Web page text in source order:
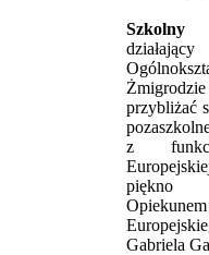
Szkolny
przybliżać
z
piękno
Gabriela